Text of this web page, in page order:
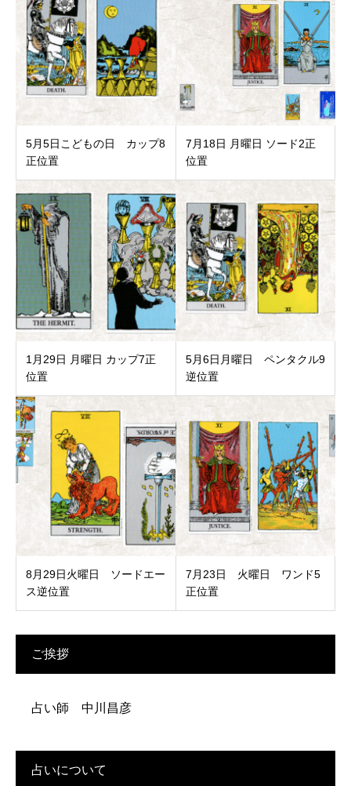
5月5日こどもの日 カップ8
正位置
7月18日 月曜日 ソード2正
位置
1月29日 月曜日 カップ7正
位置
5月6日月曜日 ペンタクル9
逆位置
8月29日火曜日 ソードエー
ス逆位置
7月23日 火曜日 ワンド5
正位置
ご挨拶
占い師 中川昌彦
占いについて